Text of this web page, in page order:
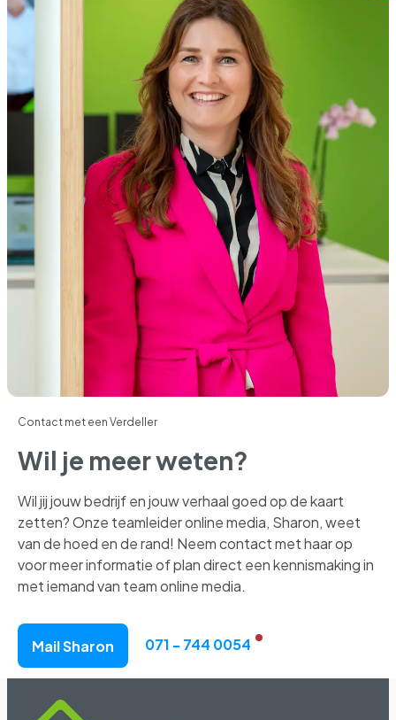
Contact met een Verdeller
Wil je meer weten?
Wil jij jouw bedrijf en jouw verhaal goed op de kaart
zetten? Onze teamleider online media, Sharon, weet
van de hoed en de rand! Neem contact met haar op
voor meer informatie of plan direct een kennismaking in
met iemand van team online media.
Mail Sharon 071 - 744 0054